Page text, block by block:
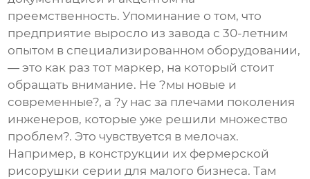
преемственность. Упоминание о том, что
предприятие выросло из завода с 30-летним
опытом в специализированном оборудовании,
— это как раз тот маркер, на который стоит
обращать внимание. Не ?мы новые и
современные?, а ?у нас за плечами поколения
инженеров, которые уже решили множество
проблем?. Это чувствуется в мелочах.
Например, в конструкции их фермерской
рисорушки серии для малого бизнеса. Там